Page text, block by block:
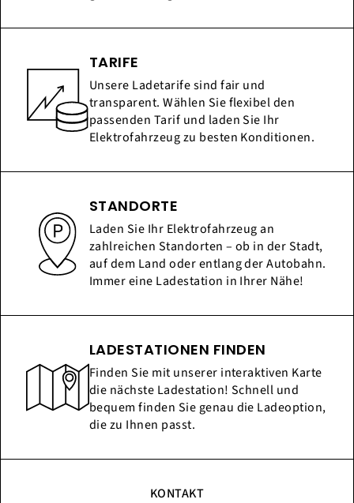
TARIFE
Unsere Ladetarife sind fair und
transparent. Wählen Sie flexibel den
passenden Tarif und laden Sie Ihr
Elektrofahrzeug zu besten Konditionen.
STANDORTE
Laden Sie Ihr Elektrofahrzeug an
zahlreichen Standorten – ob in der Stadt,
auf dem Land oder entlang der Autobahn.
Immer eine Ladestation in Ihrer Nähe!
LADESTATIONEN FINDEN
Finden Sie mit unserer interaktiven Karte
die nächste Ladestation! Schnell und
bequem finden Sie genau die Ladeoption,
die zu Ihnen passt.
KONTAKT